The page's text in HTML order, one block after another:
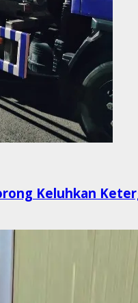
Keluhkan